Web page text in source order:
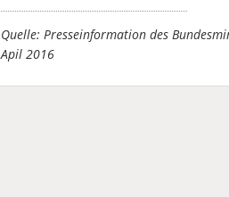
Quelle: Presseinformation des
Apil 2016